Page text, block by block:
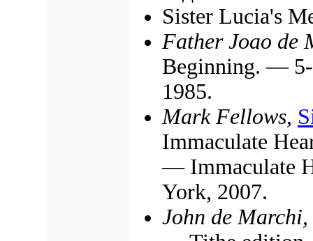
Sister Lucia's
Father Joao de
Beginning. —
1985.
Mark Fellows,
Immaculate
— Immaculate
York, 2007.
John de